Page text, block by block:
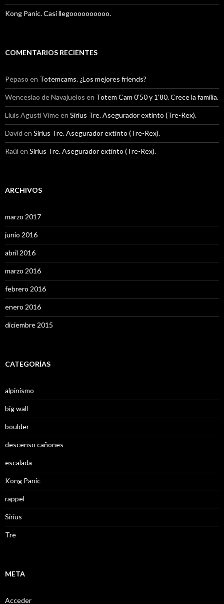
Kong Panic. Casi llegoooooooooo.
COMENTARIOS RECIENTES
Pepaso en Totemcams. ¿Los mejores friends?
Wenceslao de Navajuelos en Totem Cam 0’50 y 1’80. Crece la familia.
Lluís Agustí Vimeen Sirius Tre. Asegurador extinto (Tre-Rex).
David en Sirius Tre. Asegurador extinto (Tre-Rex).
Raúl en Sirius Tre. Asegurador extinto (Tre-Rex).
ARCHIVOS
marzo 2017
junio 2016
abril 2016
marzo 2016
febrero 2016
enero 2016
diciembre 2015
CATEGORÍAS
alpinismo
big wall
boulder
descenso cañones
escalada
Kong Panic
rappel
Sirius
Tre
META
Acceder